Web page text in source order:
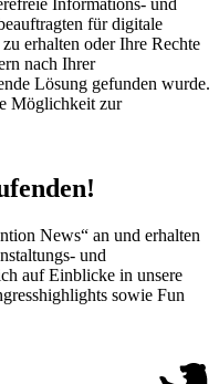
Informations- und
für digitale
erhalten oder Ihre Rechte
nach Ihrer
Lösung gefunden wurde.
Möglichkeit zur
News“ an und erhalten
und
auf Einblicke in unsere
sowie Fun